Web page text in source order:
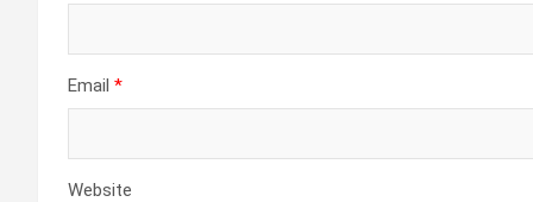
Email *
Website